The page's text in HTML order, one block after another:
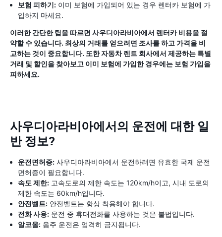
보험 피하기: 이미 보험에 가입되어 있는 경우 렌터카 보험에 가
입하지 마세요.
이러한 간단한 팁을 따르면 사우디아라비아에서 렌터카 비용을 절
약할 수 있습니다. 최상의 거래를 얻으려면 조사를 하고 가격을 비
교하는 것이 중요합니다. 또한 자동차 렌트 회사에서 제공하는 특별
거래 및 할인을 찾아보고 이미 보험에 가입한 경우에는 보험 가입을
피하세요.
사우디아라비아에서의 운전에 대한 일
반 정보?
운전면허증: 사우디아라비아에서 운전하려면 유효한 국제 운전
면허증이 필요합니다.
속도 제한: 고속도로의 제한 속도는 120km/h이고, 시내 도로의
제한 속도는 60km/h입니다.
안전벨트: 안전벨트는 항상 착용해야 합니다.
전화 사용: 운전 중 휴대전화를 사용하는 것은 불법입니다.
알코올: 음주 운전은 엄격히 금지됩니다.